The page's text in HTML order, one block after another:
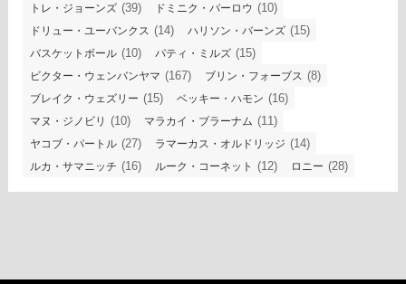
トレ・ジョーンズ (39) ドミニク・バーロウ (10)
ドリュー・ユーバンクス (14) ハリソン・バーンズ (15)
バスケットボール (10) パティ・ミルズ (15)
ビクター・ウェンバンヤマ (167) ブリン・フォーブス (8)
ブレイク・ウェズリー (15) ベッキー・ハモン (16)
マヌ・ジノビリ (10) マラカイ・ブラーナム (11)
ヤコブ・パートル (27) ラマーカス・オルドリッジ (14)
ルカ・サマニッチ (16) ルーク・コーネット (12) ロニー (28)